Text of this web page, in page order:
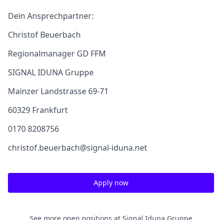
Dein Ansprechpartner:
Christof Beuerbach
Regionalmanager GD FFM
SIGNAL IDUNA Gruppe
Mainzer Landstrasse 69-71
60329 Frankfurt
0170 8208756
christof.beuerbach@signal-iduna.net
Apply now